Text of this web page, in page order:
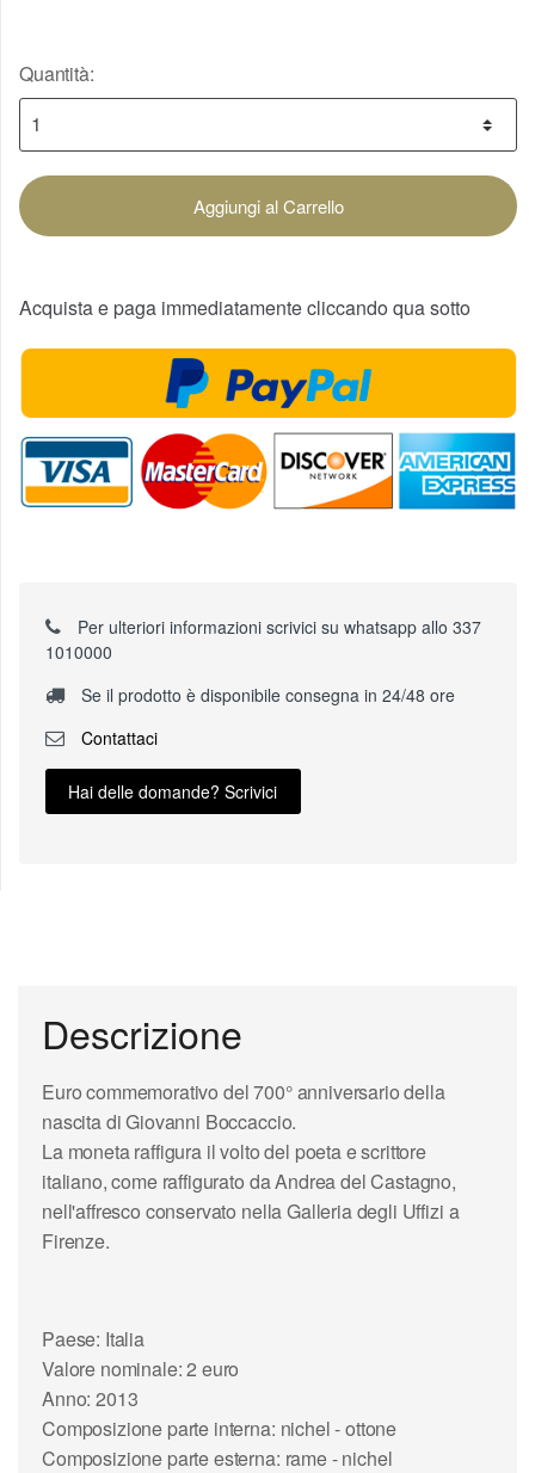
Quantità:
Aggiungi al Carrello
Acquista e paga immediatamente cliccando qua sotto
Per ulteriori informazioni scrivici su whatsapp allo 337
1010000
Se il prodotto è disponibile consegna in 24/48 ore
Contattaci
Hai delle domande? Scrivici
Descrizione
Euro commemorativo del700° anniversario della
nascita diGiovanni Boccaccio.
La moneta raffigura il volto del poeta e scrittore
italiano, come raffigurato daAndrea del Castagno,
nell'affresco conservato nellaGalleria degli Uffizi a
Firenze.
Paese: Italia
Valore nominale: 2 euro
Anno: 2013
Composizione parte interna: nichel - ottone
Composizione parte esterna: rame - nichel